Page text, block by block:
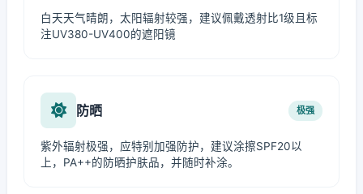
白天天气晴朗，太阳辐射较强，建议佩戴透射比1级且标
注UV380-UV400的遮阳镜
防晒 极强
紫外辐射极强，应特别加强防护，建议涂擦SPF20以
上，PA++的防晒护肤品，并随时补涂。